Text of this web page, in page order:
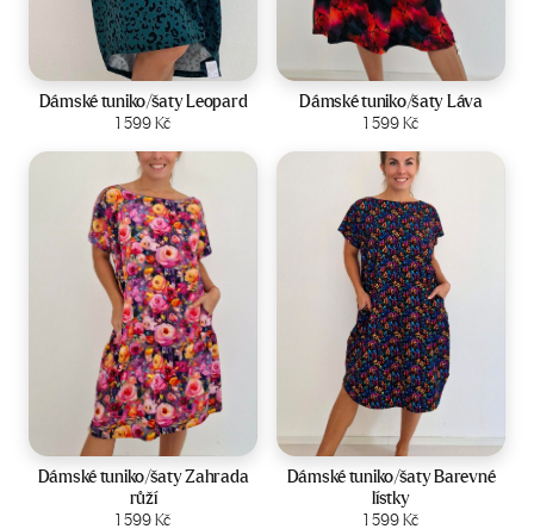
Velikost:44-50
Dámské tuniko/šaty Leopard
1 599Kč
Zobrazit produkt
Velikost: 44-50
Dámské tuniko/šaty Láva
1 599Kč
Zobrazit produkt
Velikost:44-50
Dámské tuniko/šaty Zahrada
růží
1 599Kč
Zobrazit produkt
Velikost:44-50
Dámské tuniko/šaty Barevné
lístky
1 599Kč
Zobrazit produkt